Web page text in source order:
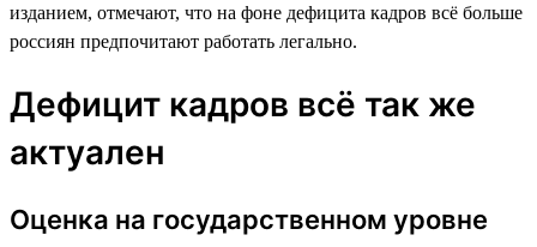
изданием, отмечают, что на фоне дефицита кадров всё больше
россиян предпочитают работать легально.
Дефицит кадров всё так же
актуален
Оценка на государственном уровне